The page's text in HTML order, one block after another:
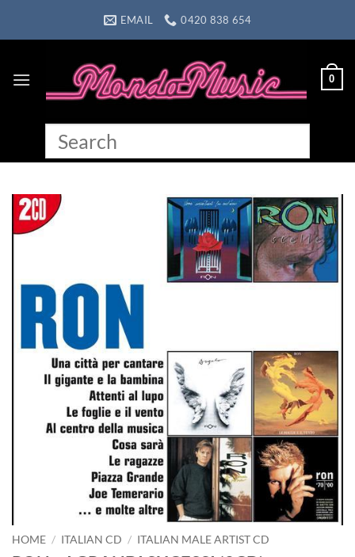
EMAIL 0420 838 654
0
HOME / ITALIAN CD / ITALIAN MALE ARTIST CD